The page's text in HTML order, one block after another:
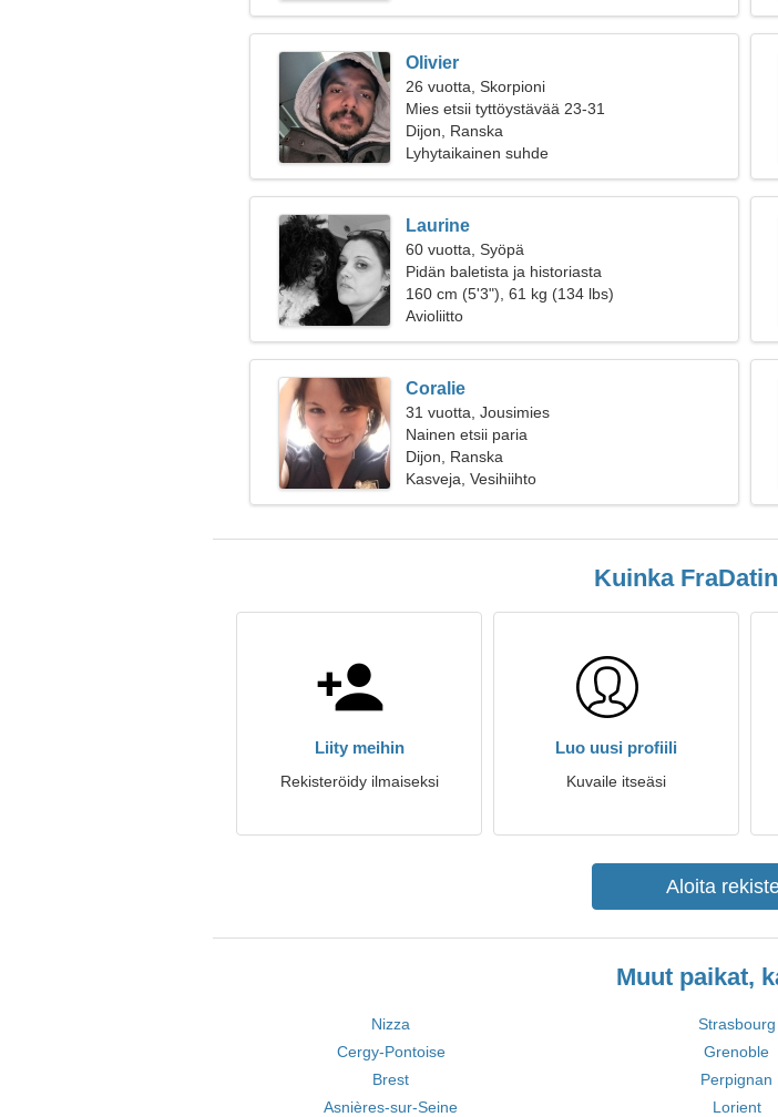
Olivier
26 vuotta, Skorpioni
Mies etsii tyttöystävää 23-31
Dijon, Ranska
Lyhytaikainen suhde
Laurine
60 vuotta, Syöpä
Pidän baletista ja historiasta
160 cm (5'3"), 61 kg (134 lbs)
Avioliitto
Coralie
31 vuotta, Jousimies
Nainen etsii paria
Dijon, Ranska
Kasveja, Vesihiihto
Kuinka
Liity meihin
Rekisteröidy ilmaiseksi
Luo uusi profiili
Kuvaile itseäsi
Aloita
Muut paikat,
Nizza Strasbourg
Cergy-Pontoise
Grenoble
Brest
Perpignan
Asnières-sur-Seine
Lorient